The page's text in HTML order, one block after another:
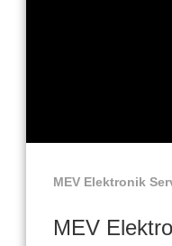
MEV Elektronik
MEV